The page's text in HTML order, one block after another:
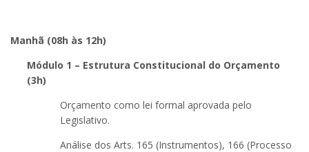
Manhã (08h às 12h)
Módulo 1 – Estrutura Constitucional do Orçamento
(3h)
Orçamento como lei formal aprovada pelo
Legislativo.
Análise dos Arts. 165 (Instrumentos), 166 (Processo